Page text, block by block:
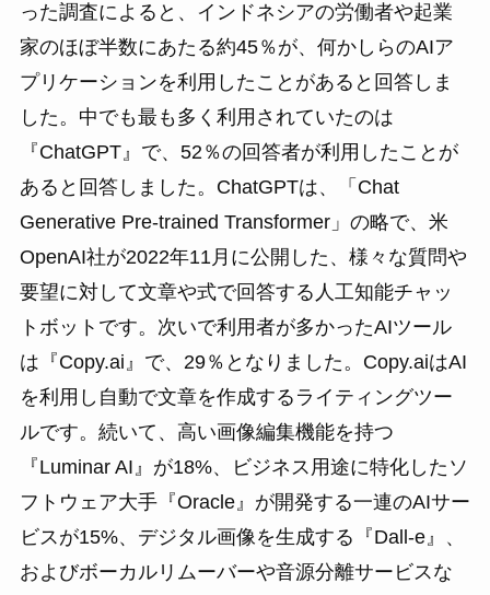
った調査によると、インドネシアの労働者や起業
家のほぼ半数にあたる約45％が、何かしらのAIア
プリケーションを利用したことがあると回答しま
した。中でも最も多く利用されていたのは
『ChatGPT』で、52％の回答者が利用したことが
あると回答しました。ChatGPTは、「Chat
Generative Pre-trained Transformer」の略で、米
OpenAI社が2022年11月に公開した、様々な質問や
要望に対して文章や式で回答する人工知能チャッ
トボットです。次いで利用者が多かったAIツール
は『Copy.ai』で、29％となりました。Copy.aiはAI
を利用し自動で文章を作成するライティングツー
ルです。続いて、高い画像編集機能を持つ
『Luminar AI』が18%、ビジネス用途に特化したソ
フトウェア大手『Oracle』が開発する一連のAIサー
ビスが15%、デジタル画像を生成する『Dall-e』、
およびボーカルリムーバーや音源分離サービスな